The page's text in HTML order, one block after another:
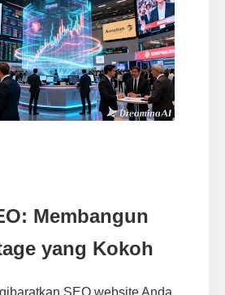
Membangun
yang Kokoh
SEO website Anda